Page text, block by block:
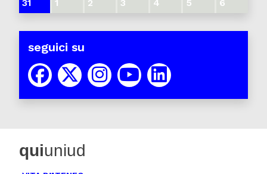
31
1 2 3 4 5 6
seguici su
quiuniud